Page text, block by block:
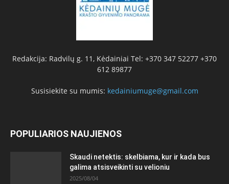
Redakcija: Radvilų g. 11, Kėdainiai Tel: +370 347 52277 +370
612 89877
Susisiekite su mumis: kedainiumuge@gmail.com
POPULIARIOS NAUJIENOS
Skaudi netektis: skelbiama, kur ir kada bus
galima atsisveikinti su velioniu
2025/08/04